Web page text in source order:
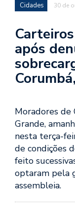
Cidades 30 de
após
Moradores de
Grande,
nesta terça-
de condições
feito
optaram pela
assembleia.